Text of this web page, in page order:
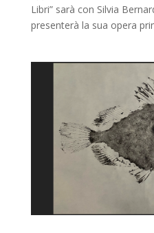
Libri” sarà con Silvia
presenterà la sua opera